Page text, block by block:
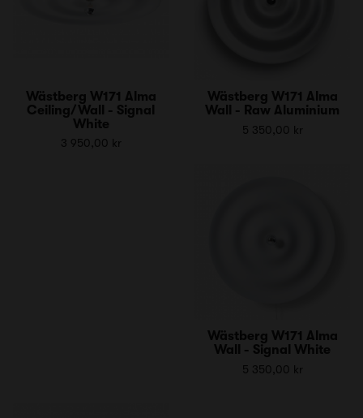
Wästberg W171 Alma
Ceiling/Wall - Signal
White
3 950,00 kr
Wästberg W171 Alma
Wall - Raw Aluminium
5 350,00 kr
Wästberg W171 Alma
Wall - Signal White
5 350,00 kr